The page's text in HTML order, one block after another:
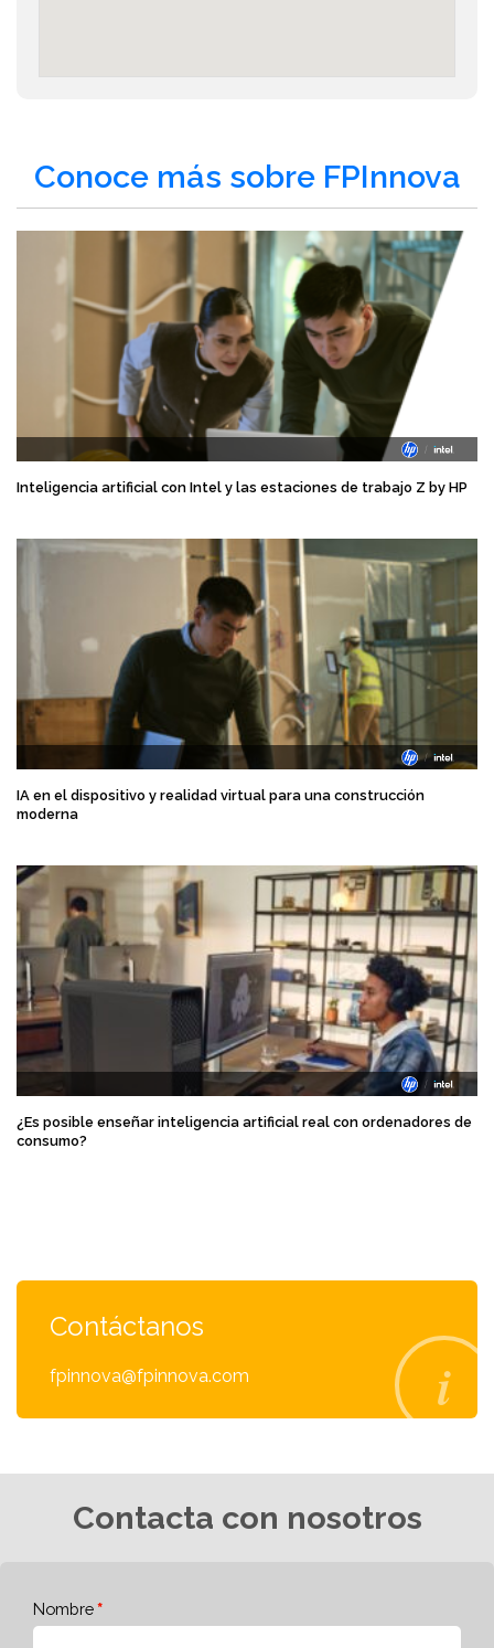
Conoce más sobre FPInnova
Inteligencia artificial con Intel y las estaciones de trabajo Z by HP
IA en el dispositivo y realidad virtual para una construcción
moderna
¿Es posible enseñar inteligencia artificial real con ordenadores de
consumo?
Contáctanos
fpinnova@fpinnova.com
Contacta con nosotros
Nombre